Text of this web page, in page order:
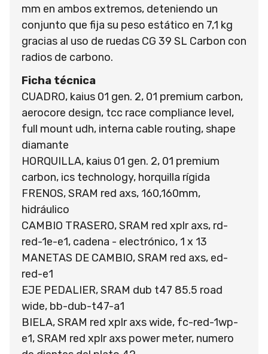
mm en ambos extremos, deteniendo un
conjunto que fija su peso estático en 7,1 kg
gracias al uso de ruedas CG 39 SL Carbon con
radios de carbono.
Ficha técnica
CUADRO, kaius 01 gen. 2, 01 premium carbon,
aerocore design, tcc race compliance level,
full mount udh, interna cable routing, shape
diamante
HORQUILLA, kaius 01 gen. 2, 01 premium
carbon, ics technology, horquilla rígida
FRENOS, SRAM red axs, 160,160mm,
hidráulico
CAMBIO TRASERO, SRAM red xplr axs, rd-
red-1e-e1, cadena - electrónico, 1 x 13
MANETAS DE CAMBIO, SRAM red axs, ed-
red-e1
EJE PEDALIER, SRAM dub t47 85.5 road
wide, bb-dub-t47-a1
BIELA, SRAM red xplr axs wide, fc-red-1wp-
e1, SRAM red xplr axs power meter, numero